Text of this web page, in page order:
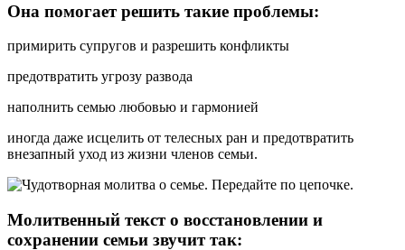
Она помогает решить такие проблемы:
примирить супругов и разрешить конфликты
предотвратить угрозу развода
наполнить семью любовью и гармонией
иногда даже исцелить от телесных ран и предотвратить
внезапный уход из жизни членов семьи.
Молитвенный текст о восстановлении и
сохранении семьи звучит так: